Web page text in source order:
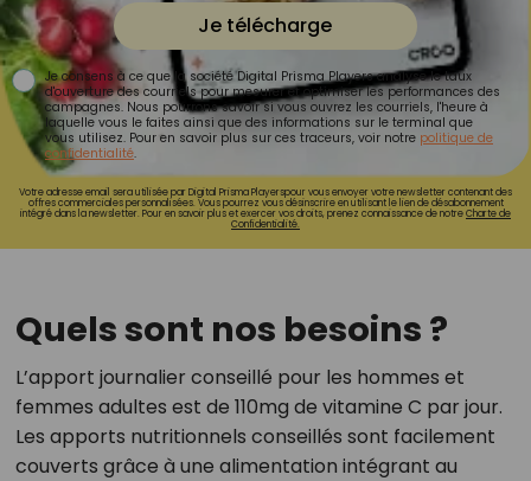
Je télécharge
Je consens à ce que la société Digital Prisma Players analyse le taux
d'ouverture des courriels pour mesurer et optimiser les performances des
campagnes. Nous pourrons savoir si vous ouvrez les courriels, l'heure à
laquelle vous le faites ainsi que des informations sur le terminal que
vous utilisez. Pour en savoir plus sur ces traceurs, voir notre politique de
confidentialité.
Votre adresse email sera utilisée par Digital Prisma Playerspour vous envoyer votre newsletter contenant des
offres commerciales personnalisées. Vous pourrez vous désinscrire en utilisant le lien de désabonnement
intégré dans la newsletter. Pour en savoir plus et exercer vos droits, prenez connaissance de notreCharte de
Confidentialité.
Quels sont nos besoins ?
L’apport journalier conseillé pour les hommes et
femmes adultes est de 110mg de vitamine C par jour.
Les apports nutritionnels conseillés sont facilement
couverts grâce à une alimentation intégrant au